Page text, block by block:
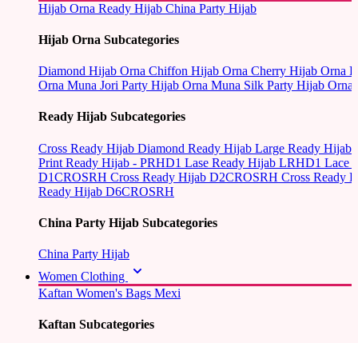
Hijab Orna Ready Hijab China Party Hijab
Hijab Orna Subcategories
Diamond Hijab Orna Chiffon Hijab Orna Cherry Hijab Orna
Orna Muna Jori Party Hijab Orna Muna Silk Party Hijab Orna
Ready Hijab Subcategories
Cross Ready Hijab Diamond Ready Hijab Large Ready Hijab
Print Ready Hijab - PRHD1 Lase Ready Hijab LRHD1 Lace
D1CROSRH Cross Ready Hijab D2CROSRH Cross Ready
Ready Hijab D6CROSRH
China Party Hijab Subcategories
China Party Hijab
Women Clothing
Kaftan Women's Bags Mexi
Kaftan Subcategories